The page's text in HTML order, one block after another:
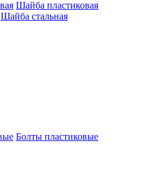
Шайба пластиковая
Шайба стальная
Болты пластиковые